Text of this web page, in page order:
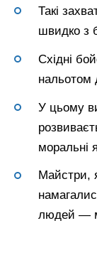
Такі
швидко з
Східні
нальотом
У цьому
моральні
Майстри,
людей —